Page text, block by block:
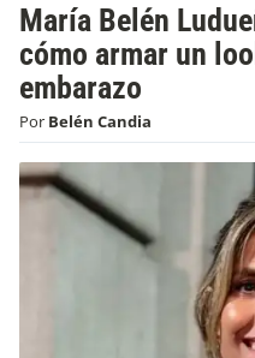
María Belén
cómo armar un
embarazo
Por Belén Candia